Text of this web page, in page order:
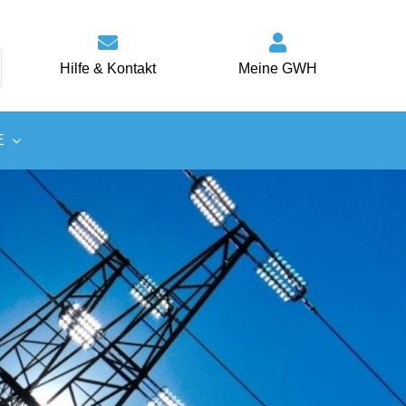
Hilfe & Kontakt Meine GWH
Energiespartipps